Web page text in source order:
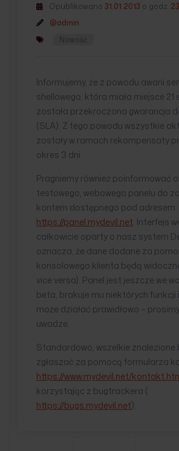
Opublikowano 31.01.2013 o godz.
@admin
Nowość
Informujemy, że z powodu awarii
shellowego, która miała miejsce 21
została przekroczona gwarancja
(SLA). Z tego powodu wszystkie
zostały w ramach rekompensaty
okres 3 dni.
Pragniemy również poinformować
testowego, webowego panelu do
kontem dostępnego pod adresem
https://panel.mydevil.net . Interfejs
całkowicie oparty o nasz system
oznacza, że dane dodane za
konsolowego klienta będą
vice versa). Panel jest jeszcze we
beta, brakuje mu niektórych funkcji
może działać prawidłowo –
uwadze.
Standardowo, wszelkie znalezione
zgłaszać za pomocą formularza
https://www.mydevil.net/
korzystając z bugtrackera (
https://bugs.mydevil.net).